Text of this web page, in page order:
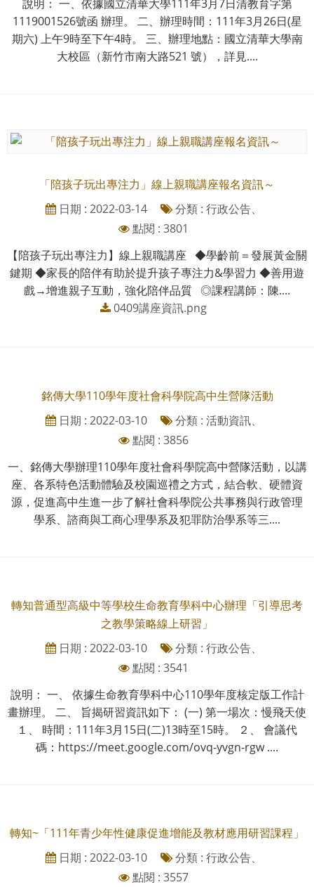
說明： 一、依據國立清華大學111年3月7日清教育字第
1119001526號函 辦理。 二、辦理時間：111年3月26日(星
期六) 上午9時至下午4時。 三、辦理地點：國立清華大學南
大校區（新竹市南大路521 號），詳見....
「陪孩子玩出專注力」線上親職講座報名資訊～
日期 : 2022-03-14
分類 : 行政公告、
點閱 : 3801
【陪孩子玩出專注力】線上親職講座 ◆學齡前＝發展黃金關
鍵期 ◆家長的陪伴有助於提升孩子專注力&學習力 ◆善用遊
戲→增進親子互動，強化陪伴品質 ◎課程講師：陳....
0409講座資訊.png
銘傳大學110學年度社會科學院高中生營隊活動
日期 : 2022-03-10
分類 : 活動資訊、
點閱 : 3856
一、銘傳大學辦理110學年度社會科學院高中營隊活動，以講
座、各系特色活動體驗及校園巡禮之方式，結合軟、硬體資
源，促進高中生進一步了解社會科學院公共事務與行政管理
學系、諮商與工商心理學系及犯罪防治學系等三....
轉知普通型高級中等學校生命教育學科中心辦理「引導思考
之教學策略線上研習」
日期 : 2022-03-10
分類 : 行政公告、
點閱 : 3541
說明： 一、 依據生命教育學科中心110學年度核定版工作計
畫辦理。 二、 旨揭研習資訊如下： (一) 第一場次：慢飛天使
１、 時間：111年3月15日(二)13時至15時。 ２、 會議代
碼：https://meet.google.com/ovq-yvgn-rgw ....
轉知~「111年青少年性健康促進增能及教材應用研習課程」
日期 : 2022-03-10
分類 : 行政公告、
點閱 : 3557